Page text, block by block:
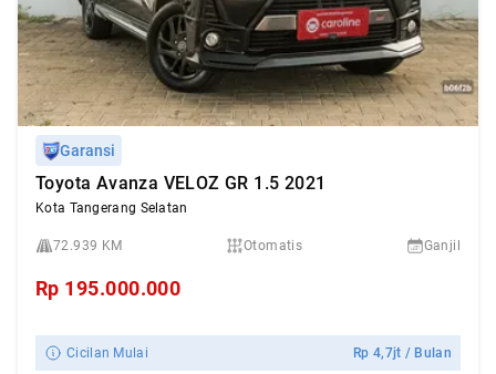
Garansi
Toyota Avanza VELOZ GR 1.5 2021
Kota Tangerang Selatan
72.939 KM Otomatis Ganjil
Rp 195.000.000
Cicilan Mulai Rp4,7jt / Bulan